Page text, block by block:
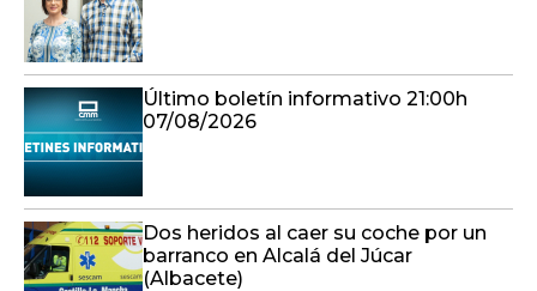
Último boletín informativo 21:00h
07/08/2026
Dos heridos al caer su coche por un
barranco en Alcalá del Júcar
(Albacete)